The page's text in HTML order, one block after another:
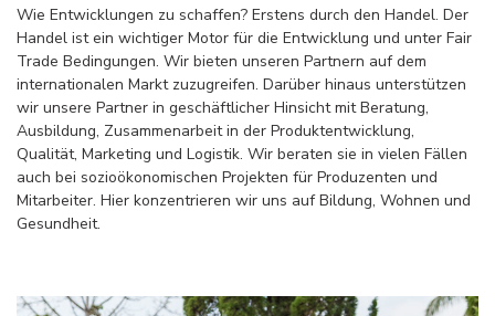
Wie Entwicklungen zu schaffen? Erstens durch den Handel. Der
Handel ist ein wichtiger Motor für die Entwicklung und unter Fair
Trade Bedingungen. Wir bieten unseren Partnern auf dem
internationalen Markt zuzugreifen. Darüber hinaus unterstützen
wir unsere Partner in geschäftlicher Hinsicht mit Beratung,
Ausbildung, Zusammenarbeit in der Produktentwicklung,
Qualität, Marketing und Logistik. Wir beraten sie in vielen Fällen
auch bei sozioökonomischen Projekten für Produzenten und
Mitarbeiter. Hier konzentrieren wir uns auf Bildung, Wohnen und
Gesundheit.